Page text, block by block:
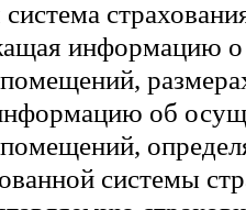
система
информацию о
об
системы